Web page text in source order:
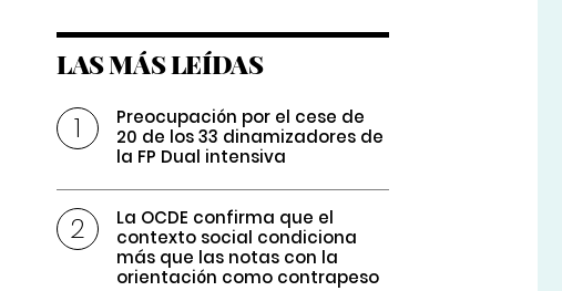
LAS MÁS LEÍDAS
Preocupación por el cese de
20 de los 33 dinamizadores de
la FP Dual intensiva
La OCDE confirma que el
contexto social condiciona
más que las notas con la
orientación como contrapeso